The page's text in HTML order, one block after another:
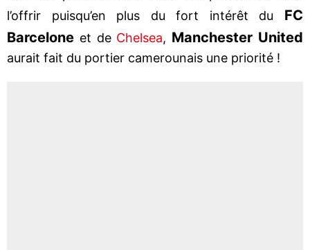
l’offrir puisqu’en plus du fort intérêt du
FC
Barcelone et de Chelsea, Manchester United
aurait fait du portier camerounais une priorité !